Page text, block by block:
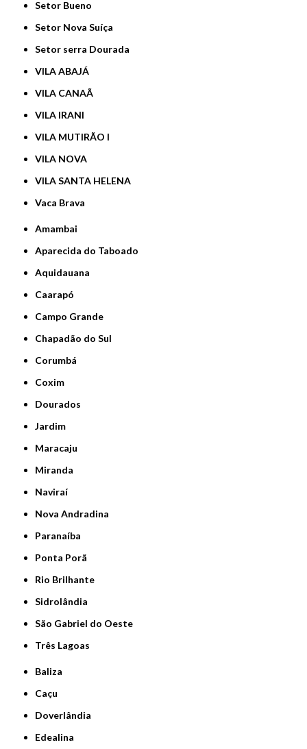
Setor Bueno
Setor Nova Suíça
Setor serra Dourada
VILA ABAJÁ
VILA CANAÃ
VILA IRANI
VILA MUTIRÃO I
VILA NOVA
VILA SANTA HELENA
Vaca Brava
Amambai
Aparecida do Taboado
Aquidauana
Caarapó
Campo Grande
Chapadão do Sul
Corumbá
Coxim
Dourados
Jardim
Maracaju
Miranda
Naviraí
Nova Andradina
Paranaíba
Ponta Porã
Rio Brilhante
Sidrolândia
São Gabriel do Oeste
Três Lagoas
Baliza
Caçu
Doverlândia
Edealina